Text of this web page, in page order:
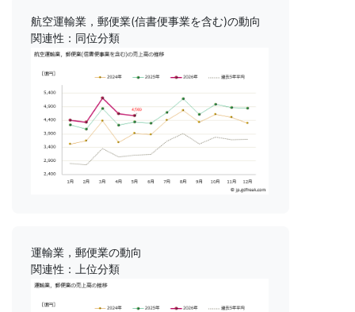
航空運輸業，郵便業(信書便事業を含む)の動向
関連性：同位分類
運輸業，郵便業の動向
関連性：上位分類